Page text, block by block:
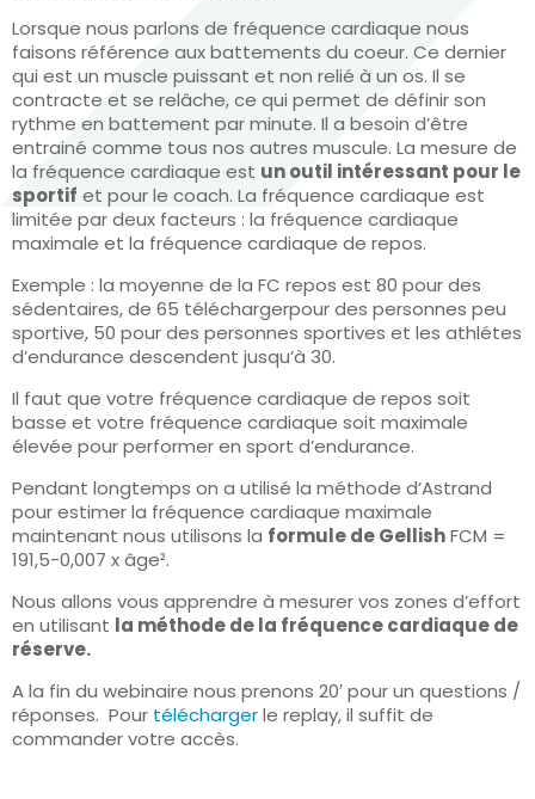
Lorsque nous parlons de fréquence cardiaque nous
faisons référence aux battements du coeur. Ce dernier
qui est un muscle puissant et non relié à un os. Il se
contracte et se relâche, ce qui permet de définir son
rythme en battement par minute. Il a besoin d’être
entrainé comme tous nos autres muscule. La mesure de
la fréquence cardiaque est un outil intéressant pour le
sportif et pour le coach. La fréquence cardiaque est
limitée par deux facteurs : la fréquence cardiaque
maximale et la fréquence cardiaque de repos.
Exemple : la moyenne de la FC repos est 80 pour des
sédentaires, de 65 téléchargerpour des personnes peu
sportive, 50 pour des personnes sportives et les athlétes
d’endurance descendent jusqu’à 30.
Il faut que votre fréquence cardiaque de repos soit
basse et votre fréquence cardiaque soit maximale
élevée pour performer en sport d’endurance.
Pendant longtemps on a utilisé la méthode d’Astrand
pour estimer la fréquence cardiaque maximale
maintenant nous utilisons la formule de GellishFCM =
191,5-0,007 x âge².
Nous allons vous apprendre à mesurer vos zones d’effort
en utilisant la méthode de la fréquence cardiaque de
réserve.
A la fin du webinaire nous prenons 20′ pour un questions /
réponses. Pour téléchargerle replay, il suffit de
commander votre accès.